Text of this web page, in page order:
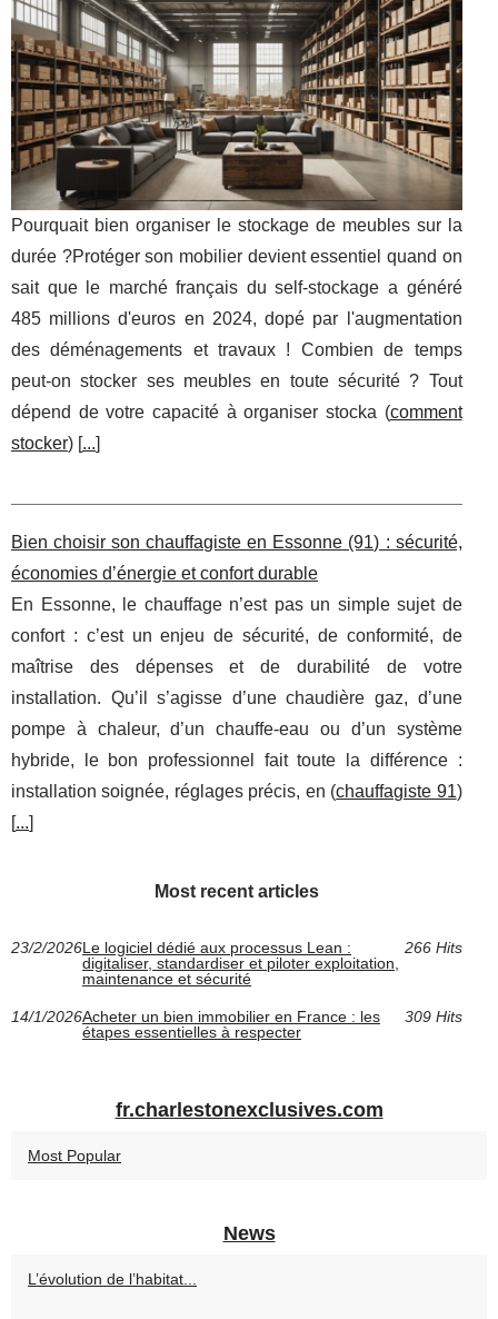
Pourquait bien organiser le stockage de meubles sur la
durée ?Protéger son mobilier devient essentiel quand on
sait que le marché français du self-stockage a généré
485 millions d'euros en 2024, dopé par l'augmentation
des déménagements et travaux ! Combien de temps
peut-on stocker ses meubles en toute sécurité ? Tout
dépend de votre capacité à organiser stocka (comment
stocker) [...]
Bien choisir son chauffagiste en Essonne (91) : sécurité,
économies d’énergie et confort durable
En Essonne, le chauffage n’est pas un simple sujet de
confort : c’est un enjeu de sécurité, de conformité, de
maîtrise des dépenses et de durabilité de votre
installation. Qu’il s’agisse d’une chaudière gaz, d’une
pompe à chaleur, d’un chauffe-eau ou d’un système
hybride, le bon professionnel fait toute la différence :
installation soignée, réglages précis, en (chauffagiste 91)
[...]
Most recent articles
23/2/2026Le logiciel dédié aux processus Lean :
digitaliser, standardiser et piloter exploitation,
maintenance et sécurité
266 Hits
14/1/2026Acheter un bien immobilier en France : les
étapes essentielles à respecter
309 Hits
fr.charlestonexclusives.com
Most Popular
News
L’évolution de l’habitat...